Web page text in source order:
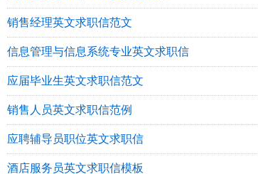
销售经理英文求职信范文
信息管理与信息系统专业英文求职信
应届毕业生英文求职信范文
销售人员英文求职信范例
应聘辅导员职位英文求职信
酒店服务员英文求职信模板